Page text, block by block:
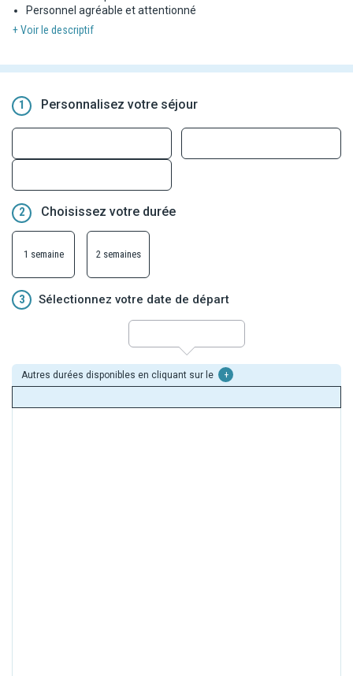
Personnel agréable et attentionné
+ Voir le descriptif
1 Personnalisez votre séjour
2 Choisissez votre durée
1 semaine 2 semaines
3 Sélectionnez votre date de départ
Autres durées disponibles en cliquant sur le +